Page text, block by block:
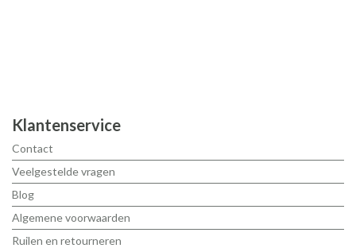
Klantenservice
Contact
Veelgestelde vragen
Blog
Algemene voorwaarden
Ruilen en retourneren